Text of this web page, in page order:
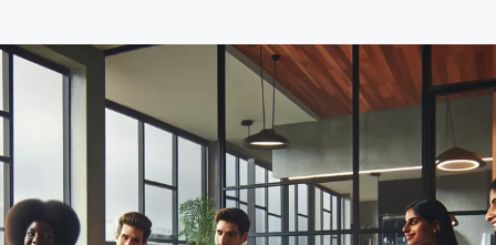
para
conteúdo